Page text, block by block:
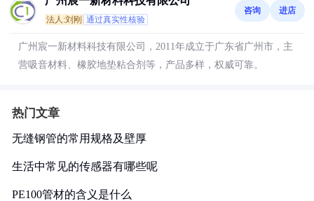
法人:刘刚 通过真实性核验
咨询 进店
广州宸一新材料科技有限公司，2011年成立于广东省广州市，主
营吸音材料、橡胶地垫粘合剂等，产品多样，权威可靠。
热门文章
无缝钢管的常用规格及壁厚
生活中常见的传感器有哪些呢
PE100管材的含义是什么